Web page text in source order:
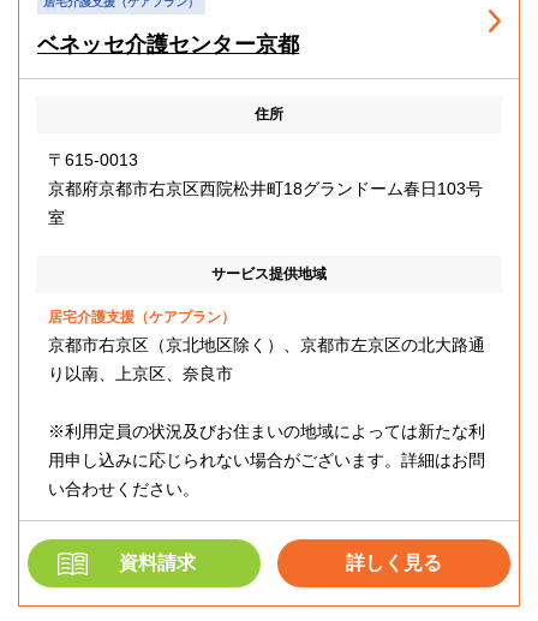
ベネッセ介護センター京都
住所
〒615-0013
京都府京都市右京区西院松井町18グランドーム春日103号
室
サービス提供地域
居宅介護支援（ケアプラン）
京都市右京区（京北地区除く）、京都市左京区の北大路通
り以南、上京区、奈良市
※利用定員の状況及びお住まいの地域によっては新たな利
用申し込みに応じられない場合がございます。詳細はお問
い合わせください。
資料請求 詳しく見る